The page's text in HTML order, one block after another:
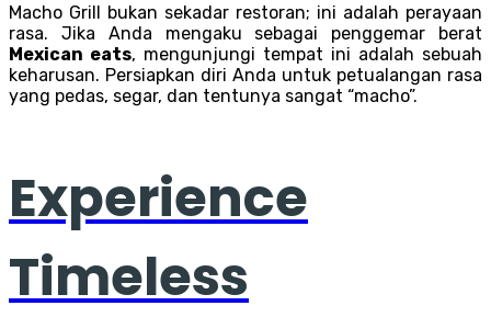
Macho Grill bukan sekadar restoran; ini adalah perayaan
rasa. Jika Anda mengaku sebagai penggemar berat
Mexican eats, mengunjungi tempat ini adalah sebuah
keharusan. Persiapkan diri Anda untuk petualangan rasa
yang pedas, segar, dan tentunya sangat “macho”.
Experience
Timeless